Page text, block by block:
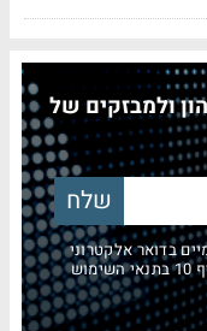
ולמבזקים של
בדואר אלקטרוני